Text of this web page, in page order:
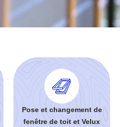
Pose et changement de
fenêtre de toit et Velux